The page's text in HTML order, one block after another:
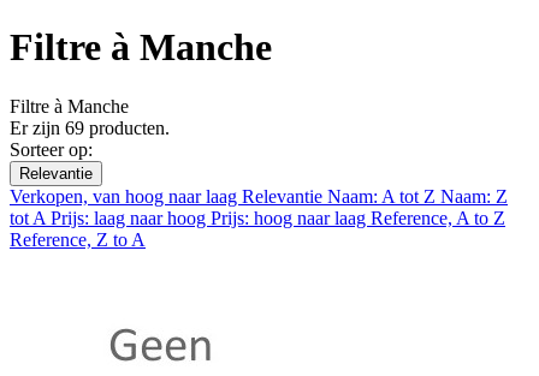
Filtre à Manche
Filtre à Manche
Er zijn 69 producten.
Sorteer op:
Relevantie
Verkopen, van hoog naar laag Relevantie Naam: A tot Z Naam: Z
tot A Prijs: laag naar hoog Prijs: hoog naar laag Reference, A to Z
Reference, Z to A